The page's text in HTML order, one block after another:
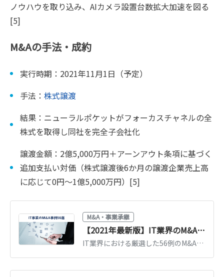
ノウハウを取り込み、AIカメラ設置台数拡大加速を図る
[5]
M&Aの手法・成約
実行時期：2021年11月1日（予定）
手法： 株式譲渡
結果：ニューラルポケットがフォーカスチャネルの全
株式を取得し同社を完全子会社化
譲渡金額：2億5,000万円＋アーンアウト条項に基づく
追加支払い対価（株式譲渡後6か月の譲渡企業売上高
に応じて0円～1億5,000万円）[5]
M&A・事業承継
【2021年最新版】IT業界のM&A事例56選
IT業界における厳選した56例のM&Aについて、「2021年の最新事例」や「システム開発分野」などのジャンルに分けて解説します。 事例では売り手・買い手企業の特徴やM&Aの手法、売買価格を紹介します。（中小企業診断士 鈴木裕太 監修）